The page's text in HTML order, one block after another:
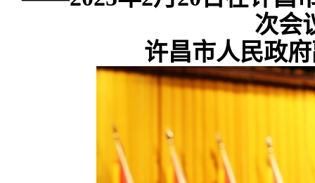
次会
许昌市人民政